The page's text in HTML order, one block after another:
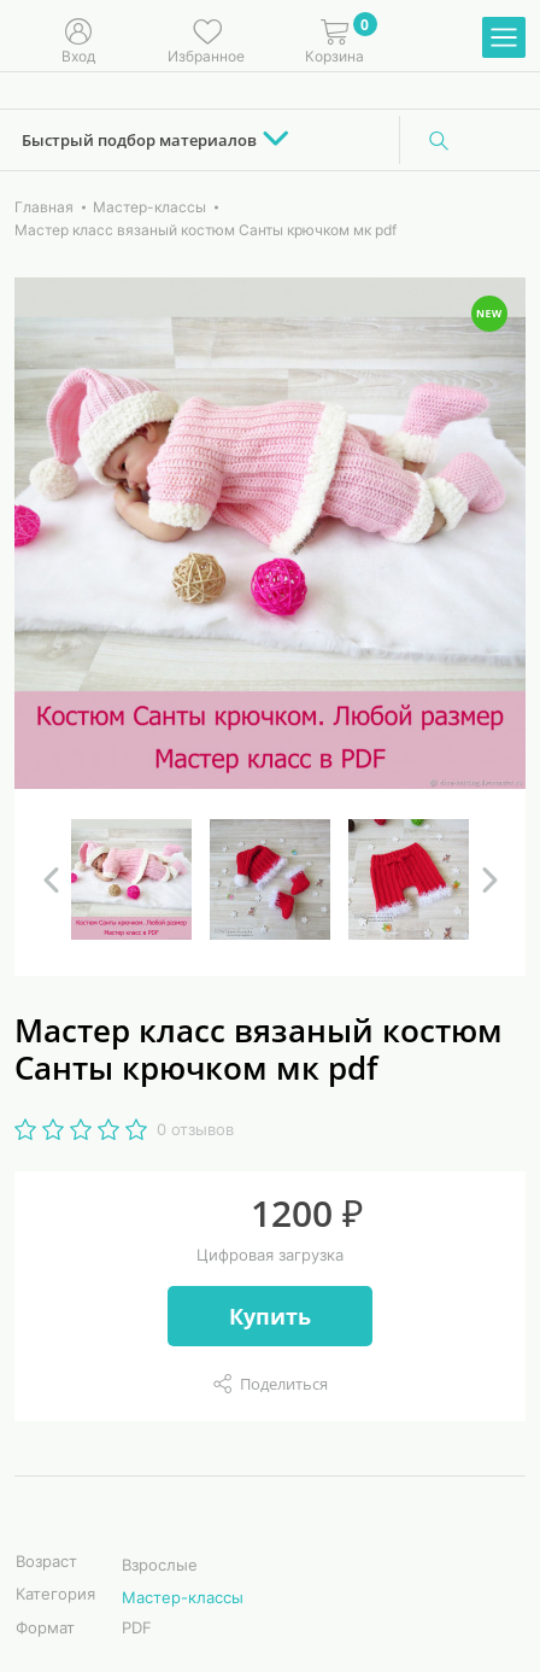
Вход Избранное
0
Корзина
Быстрый подбор материалов
Главная
Мастер-классы
Мастер класс вязаный костюм Санты крючком мк pdf
Мастер класс вязаный костюм
Санты крючком мк pdf
0 отзывов
1200 ₽
Цифровая загрузка
Купить
Поделиться
Возраст
Взрослые
Категория
Мастер-классы
Формат
PDF